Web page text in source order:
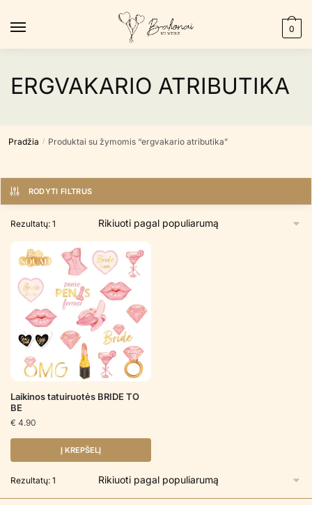
0
ERGVAKARIO ATRIBUTIKA
Pradžia / Produktai su žymomis “ergvakario atributika”
RODYTI FILTRUS
Rezultatų: 1
Laikinos tatuiruotės BRIDE TO
BE
€ 4.90
Į KREPŠELĮ
Rezultatų: 1